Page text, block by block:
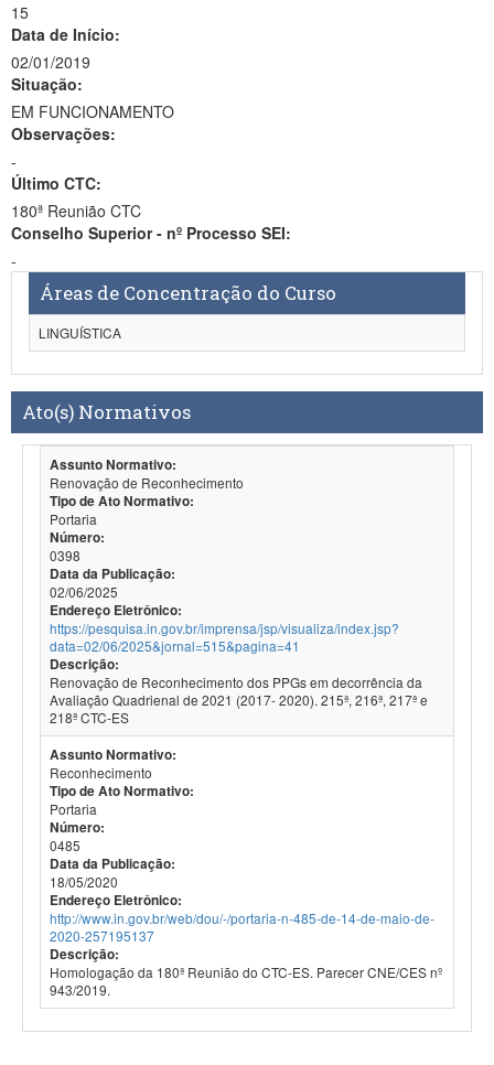
15
Data de Início:
02/01/2019
Situação:
EM FUNCIONAMENTO
Observações:
-
Último CTC:
180ª Reunião CTC
Conselho Superior - nº Processo SEI:
-
Áreas de Concentração do Curso
LINGUÍSTICA
Ato(s) Normativos
Assunto Normativo:
Renovação de Reconhecimento
Tipo de Ato Normativo:
Portaria
Número:
0398
Data da Publicação:
02/06/2025
Endereço Eletrônico:
https://pesquisa.in.gov.br/imprensa/jsp/visualiza/index.jsp?
data=02/06/2025&jornal=515&pagina=41
Descrição:
Renovação de Reconhecimento dos PPGs em decorrência da
Avaliação Quadrienal de 2021 (2017- 2020). 215ª, 216ª, 217ª e
218ª CTC-ES
Assunto Normativo:
Reconhecimento
Tipo de Ato Normativo:
Portaria
Número:
0485
Data da Publicação:
18/05/2020
Endereço Eletrônico:
http://www.in.gov.br/web/dou/-/portaria-n-485-de-14-de-maio-de-
2020-257195137
Descrição:
Homologação da 180ª Reunião do CTC-ES. Parecer CNE/CES nº
943/2019.